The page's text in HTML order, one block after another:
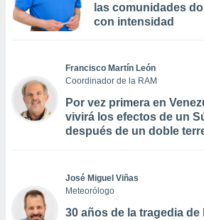
las comunidades
con intensidad
Francisco Martín León
Coordinador de la RAM
Por vez primera en
vivirá los efectos de un
después de un doble
José Miguel Viñas
Meteorólogo
30 años de la tragedia de